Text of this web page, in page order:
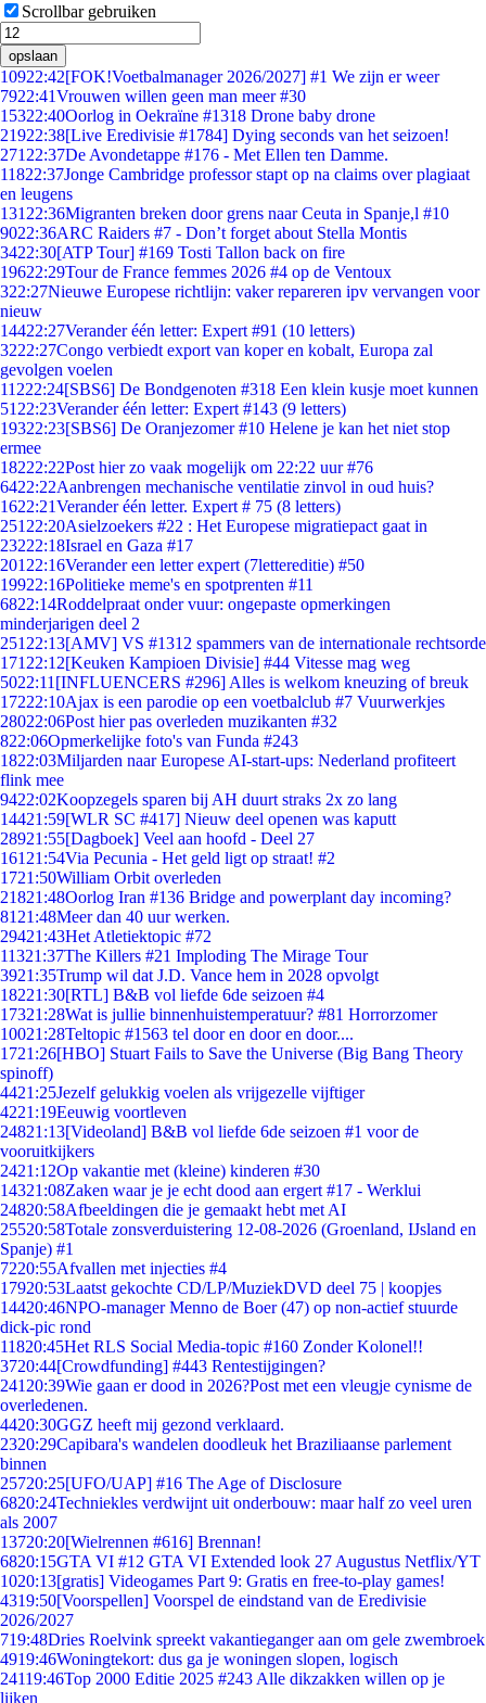
Scrollbar gebruiken
opslaan
10922:42[FOK!Voetbalmanager 2026/2027] #1 We zijn er weer
7922:41Vrouwen willen geen man meer #30
15322:40Oorlog in Oekraïne #1318 Drone baby drone
21922:38[Live Eredivisie #1784] Dying seconds van het seizoen!
271 22:37De Avondetappe #176 - Met Ellen ten Damme.
11822:37Jonge Cambridge professor stapt op na claims over plagiaat
en leugens
131 22:36Migranten breken door grens naar Ceuta in Spanje,l #10
9022:36ARC Raiders #7 - Don’t forget about Stella Montis
3422:30[ATP Tour] #169 Tosti Tallon back on fire
19622:29Tour de France femmes 2026 #4 op de Ventoux
322:27Nieuwe Europese richtlijn: vaker repareren ipv vervangen voor
nieuw
14422:27Verander één letter: Expert #91 (10 letters)
3222:27Congo verbiedt export van koper en kobalt, Europa zal
gevolgen voelen
11222:24[SBS6] De Bondgenoten #318 Een klein kusje moet kunnen
51 22:23Verander één letter: Expert #143 (9 letters)
19322:23[SBS6] De Oranjezomer #10 Helene je kan het niet stop
ermee
18222:22Post hier zo vaak mogelijk om 22:22 uur #76
6422:22Aanbrengen mechanische ventilatie zinvol in oud huis?
1622:21Verander één letter. Expert # 75 (8 letters)
251 22:20Asielzoekers #22 : Het Europese migratiepact gaat in
23222:18Israel en Gaza #17
201 22:16Verander een letter expert (7lettereditie) #50
19922:16Politieke meme's en spotprenten #11
6822:14Roddelpraat onder vuur: ongepaste opmerkingen
minderjarigen deel 2
251 22:13[AMV] VS #1312 spammers van de internationale rechtsorde
171 22:12[Keuken Kampioen Divisie] #44 Vitesse mag weg
5022:11 [INFLUENCERS #296] Alles is welkom kneuzing of breuk
17222:10Ajax is een parodie op een voetbalclub #7 Vuurwerkjes
28022:06Post hier pas overleden muzikanten #32
822:06Opmerkelijke foto's van Funda #243
1822:03Miljarden naar Europese AI-start-ups: Nederland profiteert
flink mee
9422:02Koopzegels sparen bij AH duurt straks 2x zo lang
14421:59[WLR SC #417] Nieuw deel openen was kaputt
28921:55[Dagboek] Veel aan hoofd - Deel 27
161 21:54Via Pecunia - Het geld ligt op straat! #2
1721:50William Orbit overleden
21821:48Oorlog Iran #136 Bridge and powerplant day incoming?
81 21:48Meer dan 40 uur werken.
29421:43Het Atletiektopic #72
11321:37The Killers #21 Imploding The Mirage Tour
3921:35Trump wil dat J.D. Vance hem in 2028 opvolgt
18221:30[RTL] B&B vol liefde 6de seizoen #4
17321:28Wat is jullie binnenhuistemperatuur? #81 Horrorzomer
10021:28Teltopic #1563 tel door en door en door....
1721:26[HBO] Stuart Fails to Save the Universe (Big Bang Theory
spinoff)
4421:25Jezelf gelukkig voelen als vrijgezelle vijftiger
4221:19Eeuwig voortleven
24821:13[Videoland] B&B vol liefde 6de seizoen #1 voor de
vooruitkijkers
2421:12Op vakantie met (kleine) kinderen #30
14321:08Zaken waar je je echt dood aan ergert #17 - Werklui
24820:58Afbeeldingen die je gemaakt hebt met AI
25520:58Totale zonsverduistering 12-08-2026 (Groenland, IJsland en
Spanje) #1
7220:55Afvallen met injecties #4
17920:53Laatst gekochte CD/LP/MuziekDVD deel 75 | koopjes
14420:46NPO-manager Menno de Boer (47) op non-actief stuurde
dick-pic rond
11820:45Het RLS Social Media-topic #160 Zonder Kolonel!!
3720:44[Crowdfunding] #443 Rentestijgingen?
241 20:39Wie gaan er dood in 2026?Post met een vleugje cynisme de
overledenen.
4420:30GGZ heeft mij gezond verklaard.
2320:29Capibara's wandelen doodleuk het Braziliaanse parlement
binnen
25720:25[UFO/UAP] #16 The Age of Disclosure
6820:24Techniekles verdwijnt uit onderbouw: maar half zo veel uren
als 2007
13720:20[Wielrennen #616] Brennan!
6820:15GTA VI #12 GTA VI Extended look 27 Augustus Netflix/YT
1020:13[gratis] Videogames Part 9: Gratis en free-to-play games!
4319:50[Voorspellen] Voorspel de eindstand van de Eredivisie
2026/2027
719:48Dries Roelvink spreekt vakantieganger aan om gele zwembroek
4919:46Woningtekort: dus ga je woningen slopen, logisch
24119:46Top 2000 Editie 2025 #243 Alle dikzakken willen op je
lijken